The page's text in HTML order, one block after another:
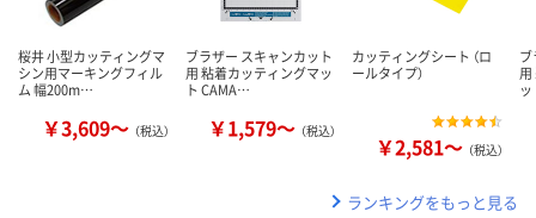
桜井 小型カッティングマ
シン用マーキングフィル
ム 幅200m…
￥3,609～ （税込）
ブラザー スキャンカット
用 粘着カッティングマッ
ト CAMA…
￥1,579～ （税込）
カッティングシート （ロ
ールタイプ）
￥2,581～ （税込）
ランキングをもっと見る